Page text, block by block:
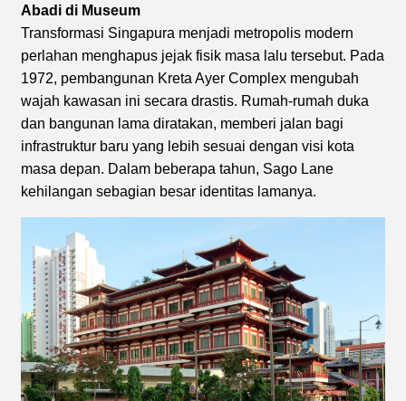
Abadi di Museum
Transformasi Singapura menjadi metropolis modern
perlahan menghapus jejak fisik masa lalu tersebut. Pada
1972, pembangunan Kreta Ayer Complex mengubah
wajah kawasan ini secara drastis. Rumah-rumah duka
dan bangunan lama diratakan, memberi jalan bagi
infrastruktur baru yang lebih sesuai dengan visi kota
masa depan. Dalam beberapa tahun, Sago Lane
kehilangan sebagian besar identitas lamanya.